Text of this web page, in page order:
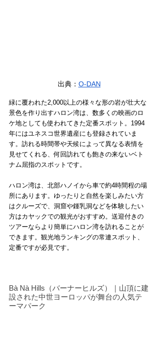
出典： O-DAN
緑に覆われた2,000以上の様々な形の岩が壮大な
景色を作り出すハロン湾は、数多くの映画のロ
ケ地としても使われてきた定番スポット。1994
年にはユネスコ世界遺産にも登録されていま
す。訪れる時間帯や天候によって異なる表情を
見せてくれる、何回訪れても飽きの来ないベト
ナム屈指のスポットです。
ハロン湾は、北部ハノイから車で約4時間程の場
所にあります。ゆったりと自然を楽しみたい方
はクルーズで、洞窟や鍾乳洞などを体験したい
方はカヤックでの観光がおすすめ。送迎付きの
ツアーならより簡単にハロン湾を訪れることが
できます。観光地ランキングの常連スポット、
定番ですが必見です。
Bà Nà Hills（バーナーヒルズ）｜山頂に建
設された中世ヨーロッパが舞台の人気テ
ーマパーク